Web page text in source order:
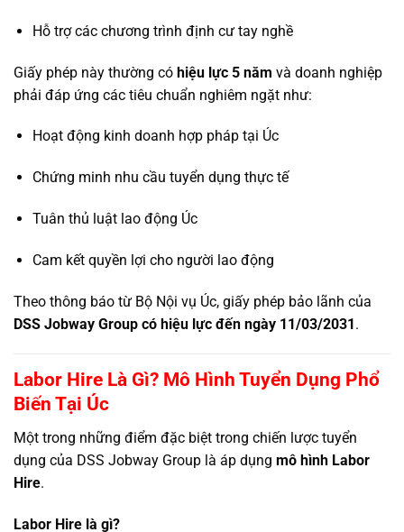
Hỗ trợ các chương trình định cư tay nghề
Giấy phép này thường có hiệu lực 5 năm và doanh nghiệp
phải đáp ứng các tiêu chuẩn nghiêm ngặt như:
Hoạt động kinh doanh hợp pháp tại Úc
Chứng minh nhu cầu tuyển dụng thực tế
Tuân thủ luật lao động Úc
Cam kết quyền lợi cho người lao động
Theo thông báo từ Bộ Nội vụ Úc, giấy phép bảo lãnh của
DSS Jobway Group có hiệu lực đến ngày 11/03/2031.
Labor Hire Là Gì? Mô Hình Tuyển Dụng Phổ
Biến Tại Úc
Một trong những điểm đặc biệt trong chiến lược tuyển
dụng của DSS Jobway Group là áp dụng mô hình Labor
Hire.
Labor Hire là gì?